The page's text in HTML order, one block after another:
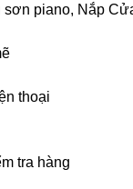
piano, Nắp
thoại
tra hàng